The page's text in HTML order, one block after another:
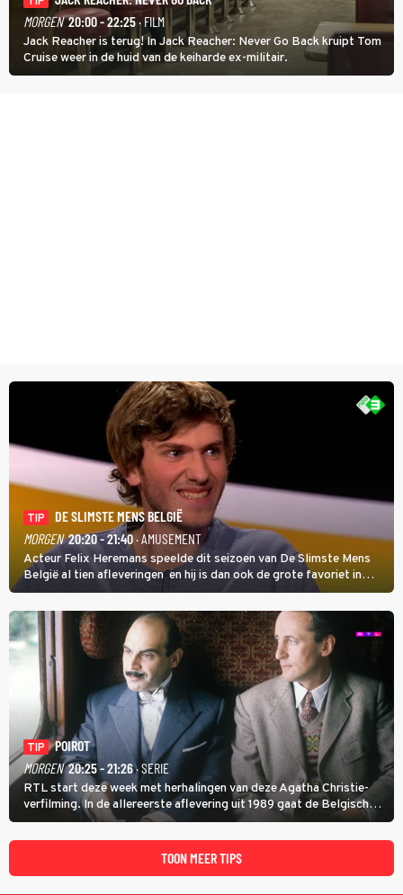
MORGEN 20:00 - 22:25· FILM
Jack Reacher is terug! In Jack Reacher: Never Go Back kruipt Tom
Cruise weer in de huid van de keiharde ex-militair.
TIP
DE SLIMSTE MENS BELGIË
MORGEN 20:20 - 21:40· AMUSEMENT
Acteur Felix Heremans speelde dit seizoen van De Slimste Mens
België al tien afleveringen en hij is dan ook de grote favoriet in
deze seizoensfinale. En er is Nederlandse inbreng, want komiek
Soundos El Ahmadi neemt plaats aan de jurytafel.
TIP
POIROT
MORGEN 20:25 - 21:26· SERIE
RTL start deze week met herhalingen van deze Agatha Christie-
verfilming. In de allereerste aflevering uit 1989 gaat de Belgische
speurder op zoek naar een vermiste kok. Poirot raakt al snel
verwikkeld in een moordzaak. (HH)
TOON MEER TIPS